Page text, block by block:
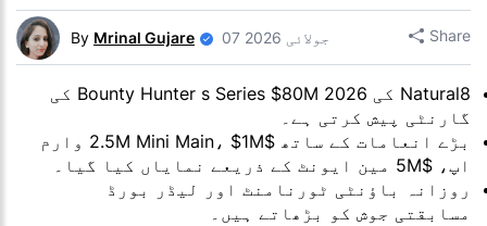
By Mrinal Gujare 07 جولائی 2026 Share
Natural8 کی 2026 Bounty Hunter s Series $80M کی
گارنٹی پیش کرتی ہے۔
بڑے انعامات کے ساتھ $2.5M Mini Main، $1M وارم
اپ، $5M مین ایونٹ کے ذریعے نمایاں کیا گیا۔
روزانہ باؤنٹی ٹورنامنٹ اور لیڈر بورڈ
مسابقتی جوش کو بڑھاتے ہیں۔